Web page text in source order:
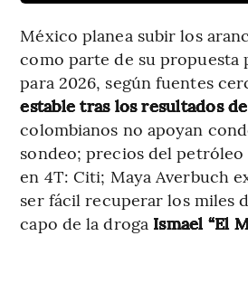
México planea subir los
como parte de su propuesta
para 2026, según fuentes
estable tras los resultados
colombianos no apoyan
sondeo; precios del petróleo
en 4T: Citi; Maya Averbuch
ser fácil recuperar los miles
capo de la droga Ismael “El